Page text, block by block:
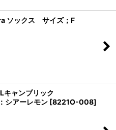
ックス サイズ；F
ャンブリック
アーレモン [8221O-008]